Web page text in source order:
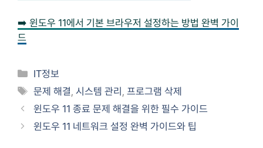
➡️ 윈도우 11에서 기본 브라우저 설정하는 방법 완벽 가이
드
Categories
IT정보
Tags
문제 해결 ,시스템 관리 ,프로그램 삭제
윈도우 11 종료 문제 해결을 위한 필수 가이드
윈도우 11 네트워크 설정 완벽 가이드와 팁